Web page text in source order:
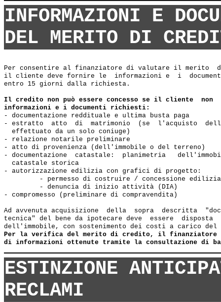
INFORMAZIONI E
DEL MERITO DI
Per consentire al finanziatore di valutare il merito
il cliente deve fornire le  informazioni e  i
entro 15 giorni dalla richiesta.
Il credito non può essere concesso se il cliente  non
informazioni e i documenti richiesti:
- documentazione reddituale e ultima busta paga
- estratto  atto  di  matrimonio  (se  l'acquisto
  effettuato da un solo coniuge)
- relazione notarile preliminare
- atto di provenienza (dell'immobile o del terreno)
- documentazione  catastale:  planimetria
  catastale storica
- autorizzazione edilizia con grafici di progetto:
         - permesso di costruire / concessione edilizia
         - denuncia di inizio attività (DIA)
- compromesso (preliminare di compravendita)
Ad avvenuta acquisizione  della  sopra  descritta
tecnica" del bene da ipotecare deve  essere
dell'immobile, con sostenimento dei costi a carico
Per la verifica del merito di credito, il finanziatore
di informazioni ottenute tramite la consultazione di
ESTINZIONE
RECLAMI